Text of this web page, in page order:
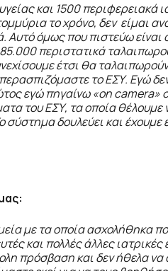
και 1500 περιφερειακά
το χρόνο, δεν είμαι
Αυτό όμως που πιστεύω είναι
περιστατικά
έτσι θα
το ΕΣΥ. Εγώ
εγώ πηγαίνω «oncamera»
του ΕΣΥ, τα οποία θέλουμε
δουλεύει και έχουμε
με τα οποία ασχολήθηκα
και πολλές άλλες ιατρικές
πρόσβαση και δεν ήθελα